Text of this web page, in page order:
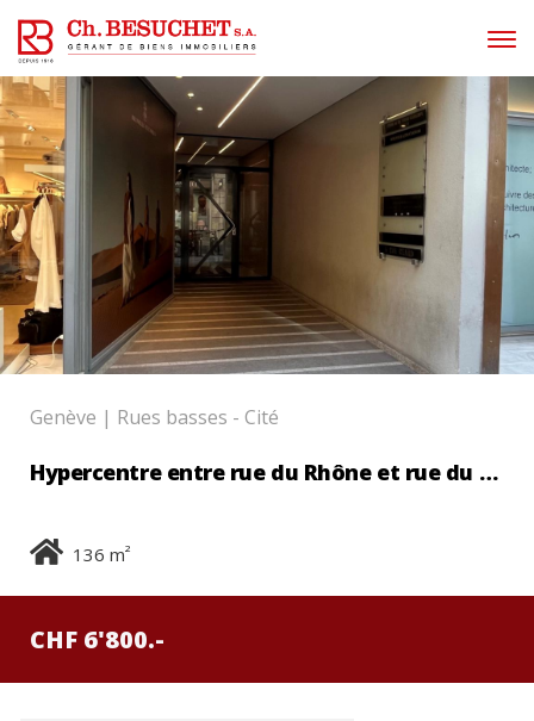
content
Charles
Besuchet
SA
Genève | Rues basses - Cité
Hypercentre entre rue du Rhône et rue du Marché
136 m2
CHF 6'800.-